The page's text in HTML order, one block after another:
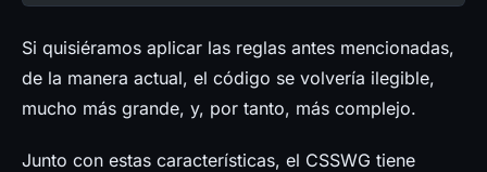
Si quisiéramos aplicar las reglas antes mencionadas,
de la manera actual, el código se volvería ilegible,
mucho más grande, y, por tanto, más complejo.
Junto con estas características, el CSSWG tiene